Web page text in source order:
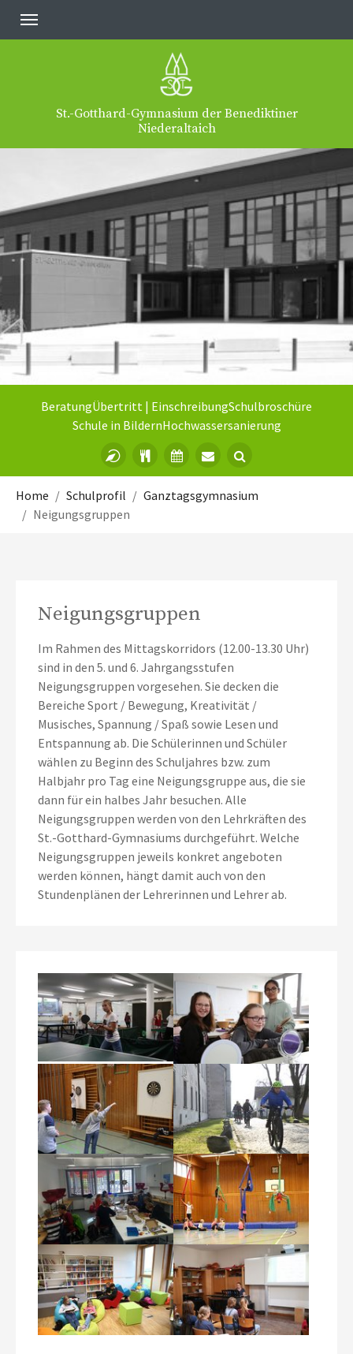
St.-Gotthard-Gymnasium der Benediktiner
Niederaltaich
BeratungÜbertritt | EinschreibungSchulbroschüre
Schule in BildernHochwassersanierung
Home Schulprofil
Ganztagsgymnasium
Neigungsgruppen
Neigungsgruppen
Im Rahmen des Mittagskorridors (12.00-13.30 Uhr)
sind in den 5. und 6. Jahrgangsstufen
Neigungsgruppen vorgesehen. Sie decken die
Bereiche Sport / Bewegung, Kreativität /
Musisches, Spannung / Spaß sowie Lesen und
Entspannung ab. Die Schülerinnen und Schüler
wählen zu Beginn des Schuljahres bzw. zum
Halbjahr pro Tag eine Neigungsgruppe aus, die sie
dann für ein halbes Jahr besuchen. Alle
Neigungsgruppen werden von den Lehrkräften des
St.-Gotthard-Gymnasiums durchgeführt. Welche
Neigungsgruppen jeweils konkret angeboten
werden können, hängt damit auch von den
Stundenplänen der Lehrerinnen und Lehrer ab.